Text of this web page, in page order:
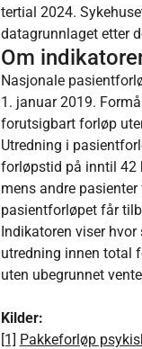
tertial 2024.
datagrunnlaget etter
Om
Nasjonale
1. januar 2019.
forutsigbart forløp
Utredning i
forløpstid på inntil 42
mens andre
pasientforløpet får
Indikatoren viser
utredning innen total
uten ubegrunnet
Kilder:
[1] Pakkeforløp